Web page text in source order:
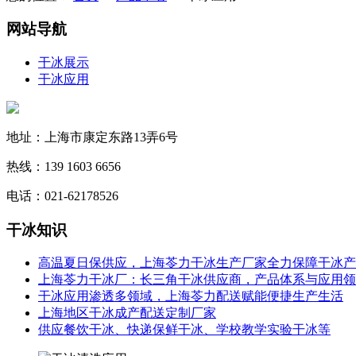
网站导航
干冰展示
干冰应用
地址：上海市康定东路13弄6号
热线：139 1603 6656
电话：021-62178526
干冰知识
高温夏日保供应，上海苓力干冰生产厂家全力保障干冰
上海苓力干冰厂：长三角干冰供应商，产品体系与应用
干冰应用渗透多领域，上海苓力配送赋能便捷生产生活
上海地区干冰成产配送定制厂家
供应餐饮干冰、快递保鲜干冰、学校教学实验干冰等